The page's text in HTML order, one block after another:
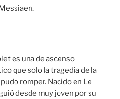
es una de ascenso
que solo la tragedia de la
romper. Nacido en Le
desde muy joven por su